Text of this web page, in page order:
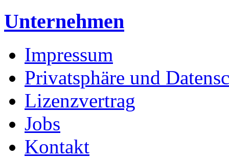
Unternehmen
Impressum
Privatsphäre und
Lizenzvertrag
Jobs
Kontakt